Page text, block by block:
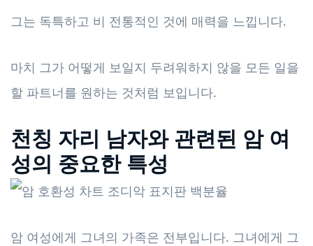
그는 독특하고 비 전통적인 것에 매력을 느낍니다.
마치 그가 어떻게 보일지 두려워하지 않을 모든 일을
할 파트너를 원하는 것처럼 보입니다.
천칭 자리 남자와 관련된 암 여
성의 중요한 특성
암 여성에게 그녀의 가족은 전부입니다. 그녀에게 그